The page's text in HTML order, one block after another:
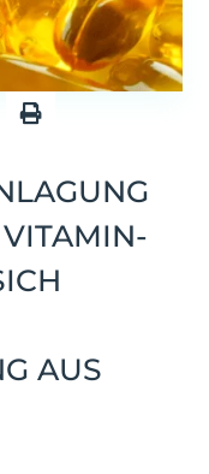
AUS